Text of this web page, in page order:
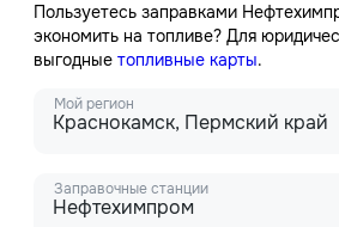
Пользуетесь заправками
экономить на топливе? Для
выгодные топливные карты.
Мой регион
Краснокамск, Пермский край
Заправочные станции
Нефтехимпром